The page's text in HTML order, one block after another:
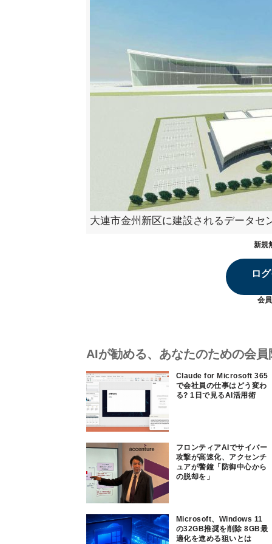
大連市金州新区に建設されるデータセ
新規
ロ
会
AIが勧める、あなたのための会員
Claude for Microsoft 365
で会社員の仕事はどう変わ
る? 1日で見るAI活用術
フロンティアAIでサイバー
攻撃が高速化、アクセンチ
ュアが警鐘「防御中心から
の脱却を」
Microsoft、Windows 11
の32GB推奨を削除 8GB最
適化を進める狙いとは